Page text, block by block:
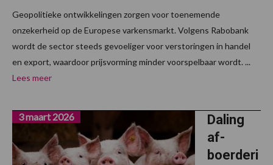
Geopolitieke ontwikkelingen zorgen voor toenemende
onzekerheid op de Europese varkensmarkt. Volgens Rabobank
wordt de sector steeds gevoeliger voor verstoringen in handel
en export, waardoor prijsvorming minder voorspelbaar wordt. ...
Lees meer
Daling
af-
boerderi
3 maart 2026